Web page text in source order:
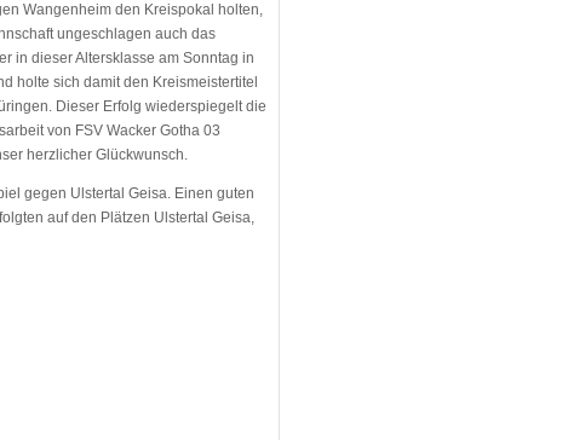
Wangenheim den Kreispokal holten,
ungeschlagen auch das
in dieser Altersklasse am Sonntag in
holte sich damit den Kreismeistertitel
Dieser Erfolg wiederspiegelt die
von FSV Wacker Gotha 03
herzlicher Glückwunsch.
gegen Ulstertal Geisa. Einen guten
auf den Plätzen Ulstertal Geisa,